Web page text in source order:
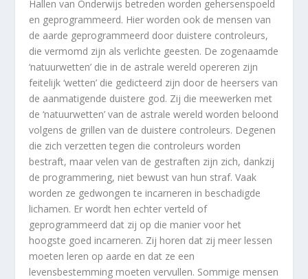
Hallen van Onderwijs betreden worden gehersenspoeld
en geprogrammeerd. Hier worden ook de mensen van
de aarde geprogrammeerd door duistere controleurs,
die vermomd zijn als verlichte geesten. De zogenaamde
‘natuurwetten’ die in de astrale wereld opereren zijn
feitelijk ‘wetten’ die gedicteerd zijn door de heersers van
de aanmatigende duistere god. Zij die meewerken met
de ‘natuurwetten’ van de astrale wereld worden beloond
volgens de grillen van de duistere controleurs. Degenen
die zich verzetten tegen die controleurs worden
bestraft, maar velen van de gestraften zijn zich, dankzij
de programmering, niet bewust van hun straf. Vaak
worden ze gedwongen te incarneren in beschadigde
lichamen. Er wordt hen echter verteld of
geprogrammeerd dat zij op die manier voor het
hoogste goed incarneren. Zij horen dat zij meer lessen
moeten leren op aarde en dat ze een
levensbestemming moeten vervullen. Sommige mensen